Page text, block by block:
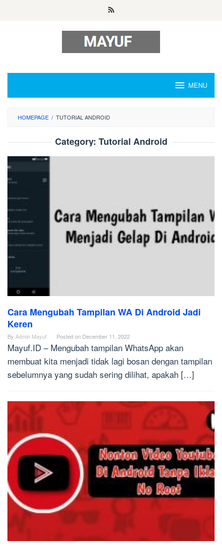
MENU
HOMEPAGE / TUTORIAL ANDROID
Category: Tutorial Android
Cara Mengubah Tampilan WA Di Android Jadi
Keren
By Admin Mayuf Posted on December 11, 2022
Mayuf.ID – Mengubah tampilan WhatsApp akan
membuat kita menjadi tidak lagi bosan dengan tampilan
sebelumnya yang sudah sering dilihat, apakah […]